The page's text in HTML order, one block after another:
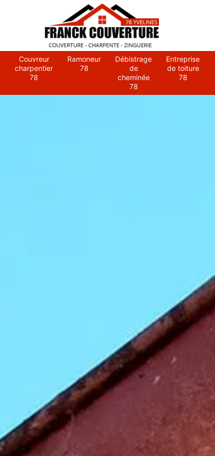
Couvreur
charpentier
78
Ramoneur
78
Débistrage
de
cheminée
78
Entreprise
de toiture
78